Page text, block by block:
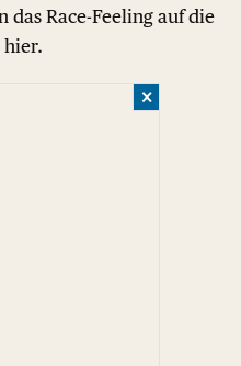
das Race-Feeling auf die
hier.
✕